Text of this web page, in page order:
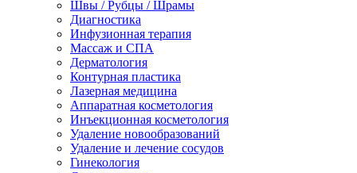
Швы / Рубцы / Шрамы
Диагностика
Инфузионная терапия
Массаж и СПА
Дерматология
Контурная пластика
Лазерная медицина
Аппаратная косметология
Инъекционная косметология
Удаление новообразований
Удаление и лечение сосудов
Гинекология